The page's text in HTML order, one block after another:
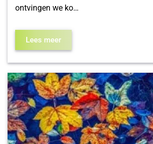
ontvingen we ko…
Lees meer